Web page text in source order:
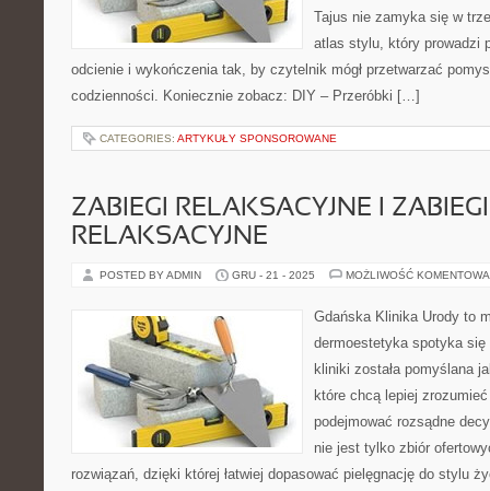
Tajus nie zamyka się w
atlas stylu, który prowadzi
odcienie i wykończenia tak, by czytelnik mógł przetwarzać
codzienności. Koniecznie zobacz: DIY – Przeróbki […]
CATEGORIES: ARTYKUŁY SPONSOROWANE
ZABIEGI RELAKSACYJNE I ZABIEGI
RELAKSACYJNE
POSTED BY ADMIN GRU - 21 - 2025 MOŻLIWOŚĆ
Gdańska Klinika Urody to
dermoestetyka spotyka
kliniki została pomyślana
które chcą lepiej
podejmować rozsądne
nie jest tylko zbiór
rozwiązań, dzięki której łatwiej dopasować pielęgnację do stylu